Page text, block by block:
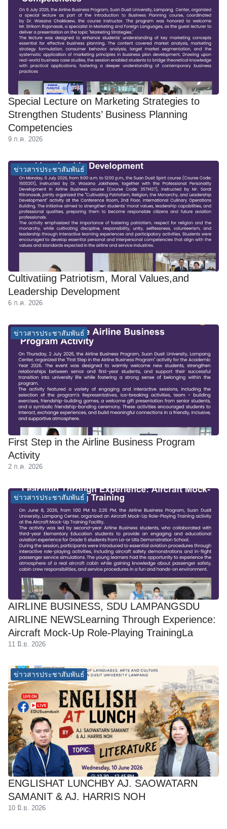
Special Lecture on Marketing Strategies to
Strengthen Students’ Business Planning
Competencies
9 ก.ค. 2026
ข่าวสารประชาสัมพันธ์
Cultivatiing Patriotism, Moral Values,and
Leadership Development
6 ก.ค. 2026
ข่าวสารประชาสัมพันธ์
First Step in the Airline Business Program
Activity
2 ก.ค. 2026
ข่าวสารประชาสัมพันธ์
AIRLINE BUSINESS, SDU LAMPANGSDU
AIRLINE NEWSLearning Through Experience:
Aircraft Mock-Up Role-Playing TrainingLa
11 มิ.ย. 2026
ข่าวสารประชาสัมพันธ์
ENGLISHAT LUNCHBY AJ. SAOWATARN
SAMANIT & AJ. HARRIS NOH
10 มิ.ย. 2026